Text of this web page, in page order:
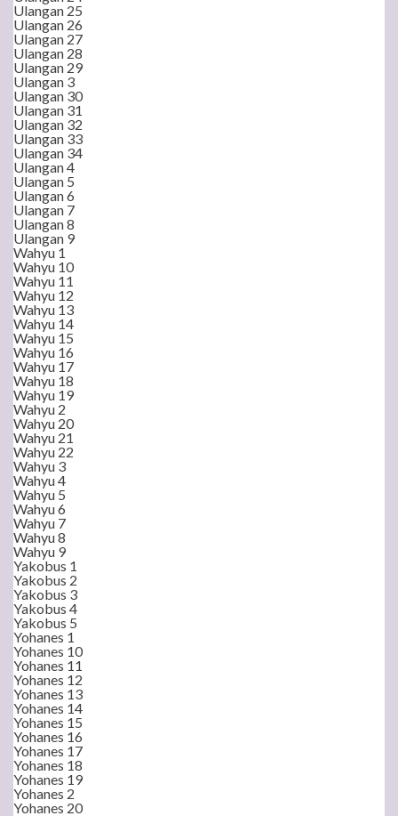
Ulangan 25
Ulangan 26
Ulangan 27
Ulangan 28
Ulangan 29
Ulangan 3
Ulangan 30
Ulangan 31
Ulangan 32
Ulangan 33
Ulangan 34
Ulangan 4
Ulangan 5
Ulangan 6
Ulangan 7
Ulangan 8
Ulangan 9
Wahyu 1
Wahyu 10
Wahyu 11
Wahyu 12
Wahyu 13
Wahyu 14
Wahyu 15
Wahyu 16
Wahyu 17
Wahyu 18
Wahyu 19
Wahyu 2
Wahyu 20
Wahyu 21
Wahyu 22
Wahyu 3
Wahyu 4
Wahyu 5
Wahyu 6
Wahyu 7
Wahyu 8
Wahyu 9
Yakobus 1
Yakobus 2
Yakobus 3
Yakobus 4
Yakobus 5
Yohanes 1
Yohanes 10
Yohanes 11
Yohanes 12
Yohanes 13
Yohanes 14
Yohanes 15
Yohanes 16
Yohanes 17
Yohanes 18
Yohanes 19
Yohanes 2
Yohanes 20